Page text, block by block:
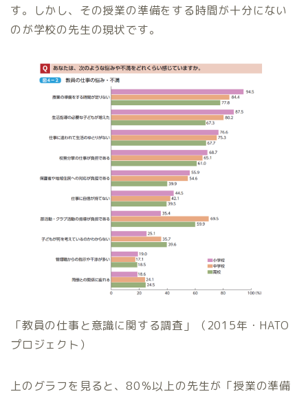
す。しかし、その授業の準備をする時間が十分にない
のが学校の先生の現状です。
「教員の仕事と意識に関する調査」（2015年・HATO
プロジェクト）
上のグラフを見ると、80％以上の先生が「授業の準備